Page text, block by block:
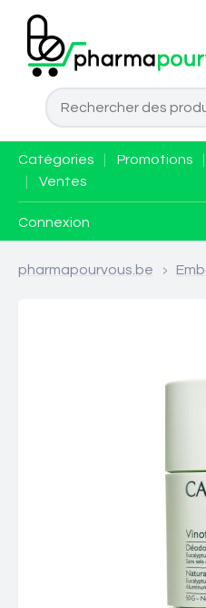
Catégories Promotions
Ventes
Connexion
pharmapourvous.be >